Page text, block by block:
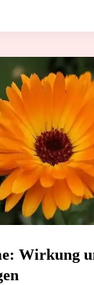
Wirkung